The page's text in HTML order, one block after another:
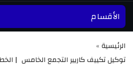
الأقسام
الرئيسية »
توكيل تكييف كاريير التجمع الخامس  |